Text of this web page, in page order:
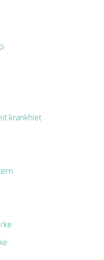
krankhiet